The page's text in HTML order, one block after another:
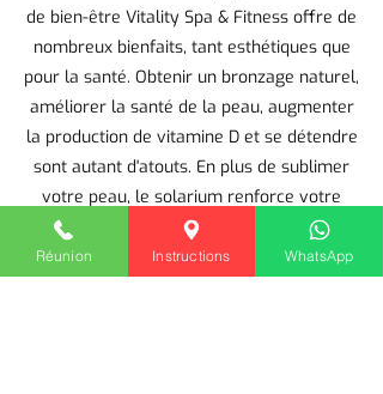
de bien-être Vitality Spa & Fitness offre de
nombreux bienfaits, tant esthétiques que
pour la santé. Obtenir un bronzage naturel,
améliorer la santé de la peau, augmenter
la production de vitamine D et se détendre
sont autant d'atouts. En plus de sublimer
votre peau, le solarium renforce votre
système immunitaire et contribue à votre
bien-être mental. Appliqué en toute
Réunion Instructions WhatsApp